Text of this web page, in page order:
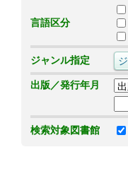
言語区分
ジャンル指定
出版／発行年月
検索対象図書館